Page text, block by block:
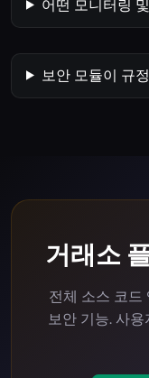
어떤 모니터링
보안 모듈이 규
거래소
전체 소스 코드
보안 기능. 사